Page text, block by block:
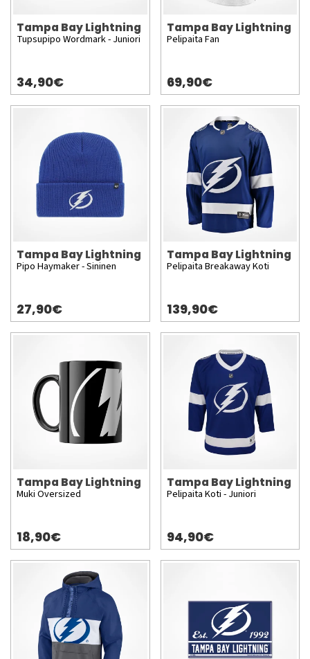
Tampa Bay Lightning
Tupsupipo Wordmark - Juniori
34,90€
Tampa Bay Lightning
Pelipaita Fan
69,90€
Tampa Bay Lightning
Pipo Haymaker - Sininen
27,90€
Tampa Bay Lightning
Pelipaita Breakaway Koti
139,90€
Tampa Bay Lightning
Muki Oversized
18,90€
Tampa Bay Lightning
Pelipaita Koti - Juniori
94,90€